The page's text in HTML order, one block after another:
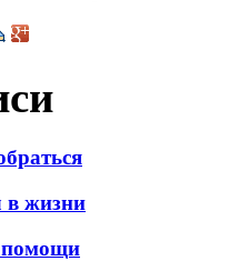
в жизни
помощи